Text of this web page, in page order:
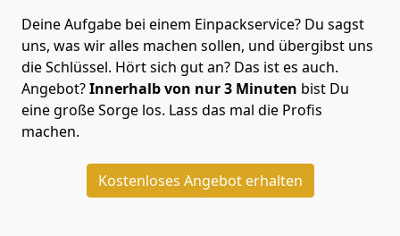
Deine Aufgabe bei einem Einpackservice? Du sagst
uns, was wir alles machen sollen, und übergibst uns
die Schlüssel. Hört sich gut an? Das ist es auch.
Angebot?Innerhalb von nur 3 Minuten bist Du
eine große Sorge los. Lass das mal die Profis
machen.
Kostenloses Angebot erhalten